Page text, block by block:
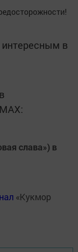
в
слава») в
«Кукмор